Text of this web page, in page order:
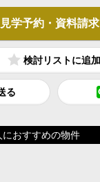
見学予約・資料請求
検討リスト
る
おすすめの物件